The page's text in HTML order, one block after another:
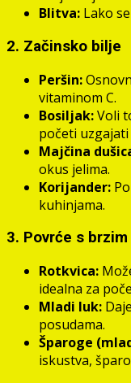
Blitva: Lako
2. Začinsko bilje
Peršin:
vitaminom C.
Bosiljak:Voli
početi
Majčina
okus jelima.
Korijander:
kuhinjama.
3. Povrće s
Rotkvica:
idealna za
Mladi luk:
posudama.
Šparoge
iskustva,